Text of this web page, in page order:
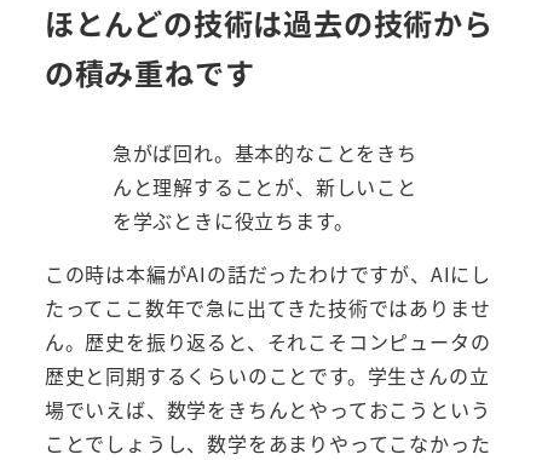
ほとんどの技術は過去の技術から
の積み重ねです
急がば回れ。基本的なことをきち
んと理解することが、新しいこと
を学ぶときに役立ちます。
この時は本編がAIの話だったわけですが、AIにし
たってここ数年で急に出てきた技術ではありませ
ん。歴史を振り返ると、それこそコンピュータの
歴史と同期するくらいのことです。学生さんの立
場でいえば、数学をきちんとやっておこうという
ことでしょうし、数学をあまりやってこなかった